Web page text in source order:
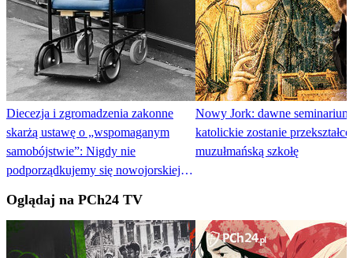
Diecezja i zgromadzenia zakonne
skarżą ustawę o „wspomaganym
samobójstwie”: Nigdy nie
podporządkujemy się nowojorskiej
Nowy Jork: dawne seminarium
katolickie zostanie
muzułmańską szkołę
Oglądaj na PCh24 TV